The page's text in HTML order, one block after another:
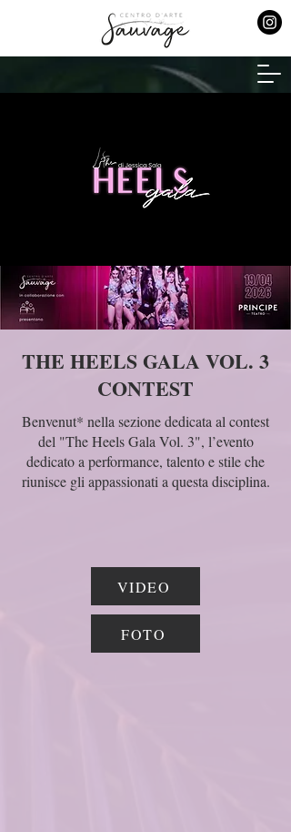
THE HEELS GALA VOL. 3
CONTEST
Benvenut* nella sezione dedicata al contest
del "The Heels Gala Vol. 3", l’evento
dedicato a performance, talento e stile che
riunisce gli appassionati a questa disciplina.
VIDEO
FOTO